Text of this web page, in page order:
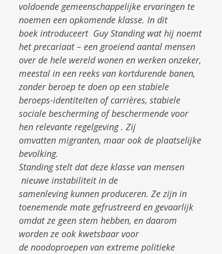
voldoende gemeenschappelijke ervaringen te
noemen een opkomende klasse. In dit
boek introduceert Guy Standing wat hij noemt
het precariaat – een groeiend aantal mensen
over de hele wereld wonen en werken onzeker,
meestal in een reeks van kortdurende banen,
zonder beroep te doen op een stabiele
beroeps-identiteiten of carrières, stabiele
sociale bescherming of beschermende voor
hen relevante regelgeving . Zij
omvatten migranten, maar ook de plaatselijke
bevolking.
Standing stelt dat deze klasse van mensen
nieuwe instabiliteit in de
samenleving kunnen produceren. Ze zijn in
toenemende mate gefrustreerd en gevaarlijk
omdat ze geen stem hebben, en daarom
worden ze ook kwetsbaar voor
de noodoproepen van extreme politieke